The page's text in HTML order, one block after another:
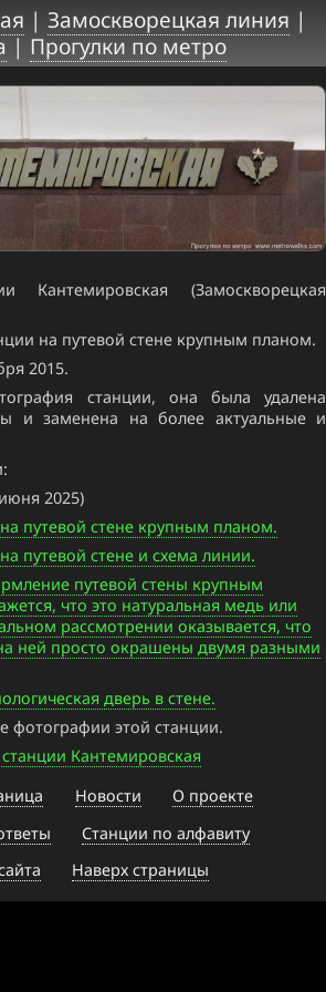
| Замоскворецкая линия |
| Прогулки по метро
Кантемировская (Замоскворецкая
на путевой стене крупным планом.
2015.
станции, она была удалена
и заменена на более актуальные и
2025)
путевой стене крупным планом.
путевой стене и схема линии.
путевой стены крупным
что это натуральная медь или
рассмотрении оказывается, что
ней просто окрашены двумя разными
дверь в стене.
фотографии этой станции.
Кантемировская
Новости
О проекте
Станции по алфавиту
Наверх страницы